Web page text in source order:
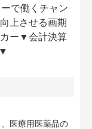
で働くチャン
上させる画期
カー▼会計決算
医療用医薬品の